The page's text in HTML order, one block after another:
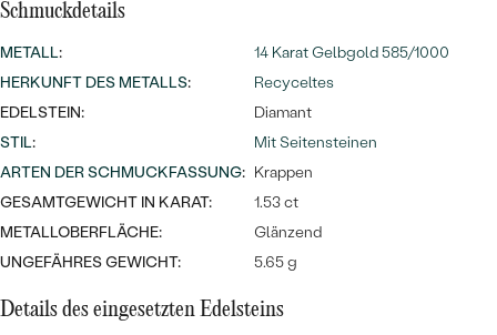
Wave Kollektion
ANSEHEN
Schmuckdetails
METALL:
14 Karat Gelbgold 585/1000
HERKUNFT DES METALLS:
Recyceltes
EDELSTEIN:
Diamant
STIL:
Mit Seitensteinen
ARTEN DER SCHMUCKFASSUNG: Krappen
GESAMTGEWICHT IN KARAT:
1.53 ct
METALLOBERFLÄCHE:
Glänzend
UNGEFÄHRES GEWICHT:
5.65 g
Details des eingesetzten Edelsteins